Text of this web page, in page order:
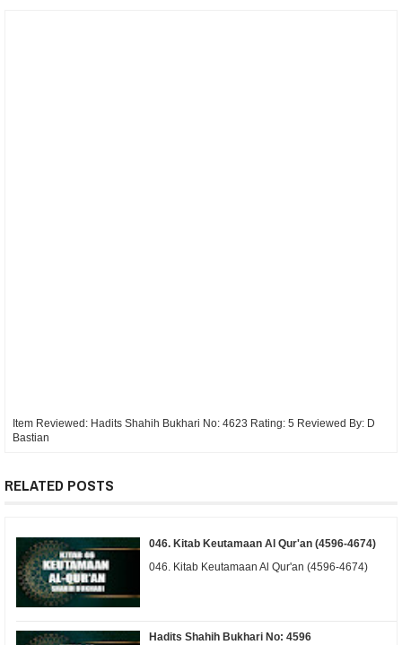
Item Reviewed: Hadits Shahih Bukhari No: 4623 Rating: 5 Reviewed By: D
Bastian
RELATED POSTS
046. Kitab Keutamaan Al Qur'an (4596-4674)
046. Kitab Keutamaan Al Qur'an (4596-4674)
Hadits Shahih Bukhari No: 4596